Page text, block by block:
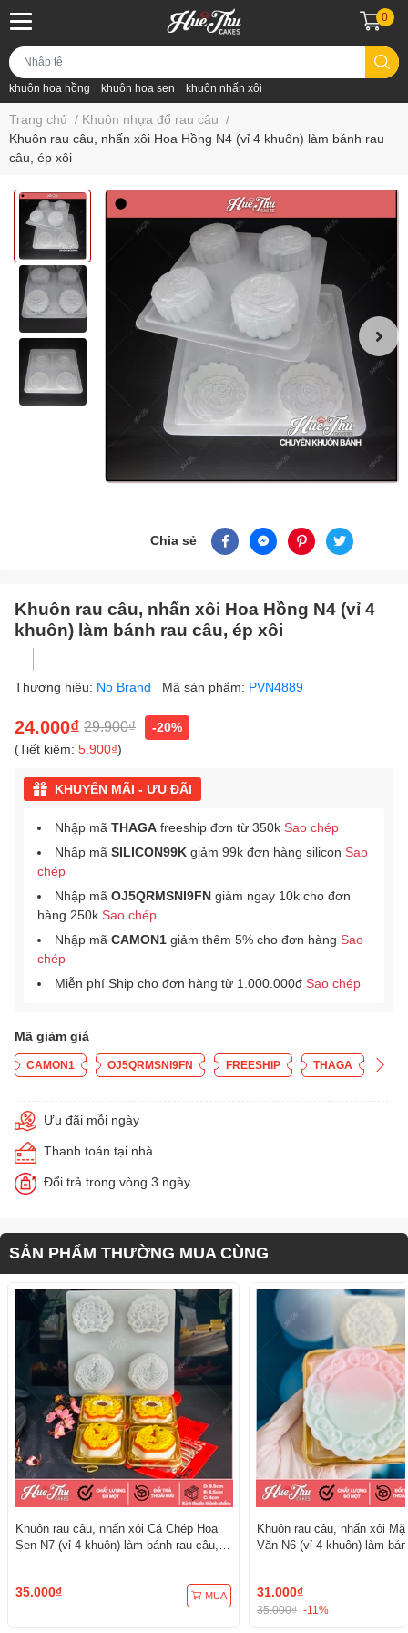
khuôn hoa hồng khuôn hoa sen khuôn nhấn xôi
0
Trang chủ / Khuôn nhựa đổ rau câu /
Khuôn rau câu, nhấn xôi Hoa Hồng N4 (vỉ 4 khuôn) làm bánh rau
câu, ép xôi
Chia sẻ
Khuôn rau câu, nhấn xôi Hoa Hồng N4 (vỉ 4
khuôn) làm bánh rau câu, ép xôi
Thương hiệu: No Brand Mã sản phẩm: PVN4889
24.000₫ 29.900₫
-20%
(Tiết kiệm: 5.900₫)
KHUYẾN MÃI - ƯU ĐÃI
Nhập mã THAGA freeship đơn từ 350k Sao chép
Nhập mã SILICON99K giảm 99k đơn hàng silicon Sao
chép
Nhập mã OJ5QRMSNI9FN giảm ngay 10k cho đơn
hàng 250k Sao chép
Nhập mã CAMON1 giảm thêm 5% cho đơn hàng Sao
chép
Miễn phí Ship cho đơn hàng từ 1.000.000đ Sao chép
Mã giảm giá
CAMON1 OJ5QRMSNI9FN FREESHIP THAGA
Ưu đãi mỗi ngày
Thanh toán tại nhà
Đổi trả trong vòng 3 ngày
SẢN PHẨM THƯỜNG MUA CÙNG
Khuôn rau câu, nhấn xôi Cá Chép Hoa
Sen N7 (vỉ 4 khuôn) làm bánh rau câu,
35.000₫ MUA
Khuôn rau câu, nhấn xôi
Văn N6 (vỉ 4 khuôn) làm
31.000₫
35.000₫ -11%